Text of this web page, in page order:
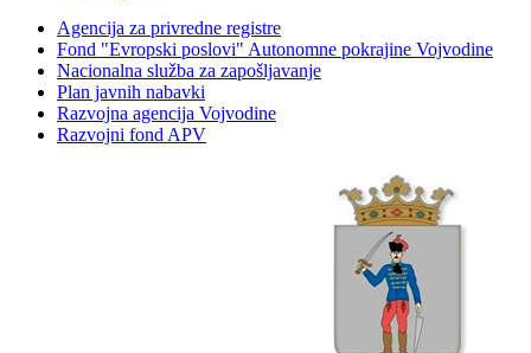
Agencija za privredne registre
Fond "Evropski poslovi" Autonomne pokrajine Vojvodine
Nacionalna služba za zapošljavanje
Plan javnih nabavki
Razvojna agencija Vojvodine
Razvojni fond APV